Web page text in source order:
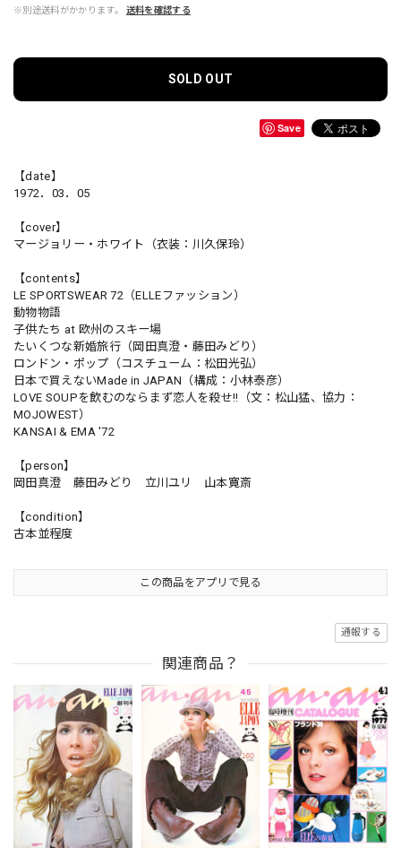
※別途送料がかかります。 送料を確認する
SOLD OUT
Save
【date】
1972．03．05
【cover】
マージョリー・ホワイト（衣装：川久保玲）
【contents】
LE SPORTSWEAR 72（ELLEファッション）
動物物語
子供たち at 欧州のスキー場
たいくつな新婚旅行（岡田真澄・藤田みどり）
ロンドン・ポップ（コスチューム：松田光弘）
日本で買えないMade in JAPAN（構成：小林泰彦）
LOVE SOUPを飲むのならまず恋人を殺せ!!（文：松山猛、協力：
MOJOWEST）
KANSAI & EMA '72
【person】
岡田真澄 藤田みどり 立川ユリ 山本寛斎
【condition】
古本並程度
この商品をアプリで見る
通報する
関連商品？